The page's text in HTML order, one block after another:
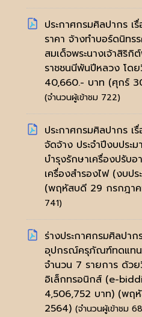
ประกาศกรมศิลปากร เ
ราคา จ้างทำบอร์ดนิทร
สมเด็จพระนางเจ้าสิริกิ
ราชชนนีพันปีหลวง โดย
40,660.- บาท (ศุกร์
(จำนวนผู้เข้าชม 722)
ประกาศกรมศิลปากร เ
จัดจ้าง ประจำปีงบประ
บำรุงรักษาเครื่องปรับ
เครื่องสำรองไฟ (งบ
(พฤหัสบดี 29 กรกฎา
741)
ร่างประกาศกรมศิลปาก
อุปกรณ์ครุภัณฑ์ทดแท
จำนวน 7 รายการ ด้วย
อิเล็กทรอนิกส์ (e-
4,506,752 บาท) (พฤ
2564) (จำนวนผู้เข้าชม